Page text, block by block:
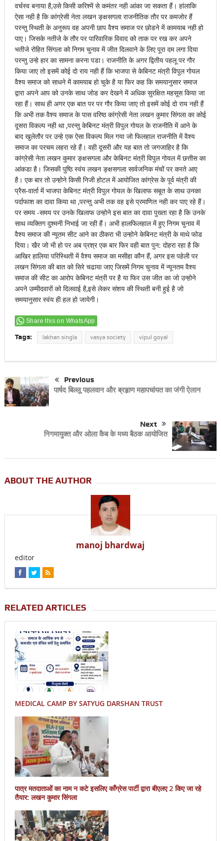
वर्चस्व बनाया है,उसे किसी करिश्में से कमंतर नही आंका जा सकता हैं। हांलाकि
ऐसा नही है कि कांग्रेसी नेता लखन ङ्क्षसगला राजनीतिक तौर पर कमजोर हैं
परन्तु स्थिती के अनुरूप वह अपनी छाप वैश्य समाज पर छोडने में कामयाब नही हो
पाए। जिसके नतीजे के तौर पर पारिवारिक विवाद को ताक पर रख कर अपने
भतीजे रोहित सिंगला को निगम चुनाव में जीत दिलवाने के लिए पूरा दम लगा दिया
परन्तु उन्हे हार का सामना करना पडा। राजनीति के अगर द्वितीय पहलू पर गौर
किया जाए तो इसमें कोई दो राय नही हैं कि भाजपा से केबिनट मंत्री विपुल गोयल
वैश्य समाज को साधने में कामयाब हो चुके है या फिर कह कि समयानुसार समाज
द्वारा अपने आप को उनके साथ जोड कर देखने में अधिक सुरक्षित महसूस किया जा
रहा हैं। साथ ही अगर एक बात पर पर गौर किया जाए तो इसमें कोई दो राय नही हैं
कि अभी तक वैश्य समाज के पास वरिष्ठ कांग्रेसी नेता लखन कुमार सिंगला का कोई
दूसरा विकल्प नही था ,परन्तु केबिनट मंत्री विपुल गोयल के राजनीति में आने के
बाद खुलेतौर पर उन्हे एक ऐसा विकल्प मिल गया जो फिलहाल राजनीति में वैश्य
समाज का परचम लहरा रहे हैं। वही दूसरी और यह बात तो जगजाहिर है कि
कांग्रेसी नेता लखन कुमार ङ्क्षसगला और केबिनट मंत्री विपुल गोयल में छत्तीस का
आंकडा है। जिसकी पुष्ठि स्वंय लखन ङ्क्षसगला सार्वजनिक मंचों पर करते आए
है। एक बार तो उन्होने किसी निजी होटल में आयोजित कांग्रेस के पूर्व मंत्री की
प्रैस-वार्ता में भाजपा केबिनट मंत्री विपुल गोयल के खिलाफ सबूत के साथ उनका
पर्दाफाश का दावा किया था ,परन्तु अभी तक वह इसे प्रमाणित नही कर पाए रहे हैं।
पर समय -समय पर उनके खिलाफ उन्होने इस बात का दावा पुख्ता रहा है कि उनके
साथ व्यक्तिग दुश्मनी निभाई जा रही हैं। अभी हालफिलहाल में हुए निगम चुनाव में
वैश्य समाज की न्यूतम सीट आने का ठीकरा भी उन्होने केबिनट मंत्री के माथे फोड
दिया। खैर जो भी हो पर अब प्रश्र एक बार फिर वही बात पुन: दोहरा रहा है कि
आखिर हालिया परिस्थिती में वैश्य समाज का मसीहा कौन हैं, अगर इस पहेली पर
लखन सिंगला की बात को सिरे चढाया जाए जिसमें निगम चुनाव में न्यूनतम वैश्य
समाज की सीट का आरोप केबिनट मंत्री पर है या फिर उस जीत का जो उन्होने
अपने उम्मीदवारों को दिलवाई है,इसे लेकर संशय की स्थिती बनी हुई है जो
समयानुसार स्वंय ही हल हो जायेगी।
Share this on WhatsApp
Tags: lakhan singla vasya society vipul goyal
Previous
पार्षद बिल्लू पहलवान और ब्रहृाण महापचांयत का जंगी ऐलान
Next
निगमायुक्त और ओला कैब के मध्य बैठक आयोजित
ABOUT THE AUTHOR
manoj bhardwaj
editor
RELATED ARTICLES
MEDICAL CAMP BY SATYUG DARSHAN TRUST
पात्र मतदाताओं का नाम न कटे इसलिए काँग्रेस पार्टी द्वारा बीएलए 2 किए जा रहे
तैयार: लखन कुमार सिंगला